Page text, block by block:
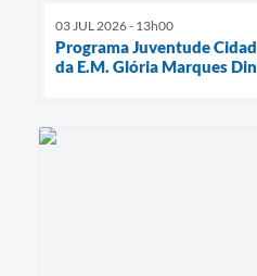
03 JUL 2026 - 13h00
Programa Juventude
da E.M. Glória Marques